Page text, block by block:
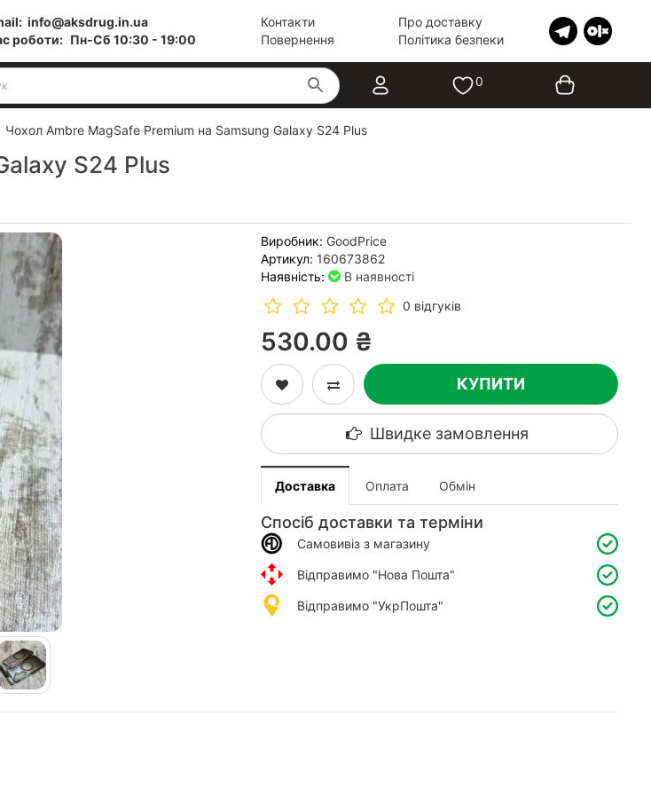
info@aksdrug.in.ua
роботи: Пн-Cб 10:30 - 19:00
Контакти
Повернення
Про доставку
Політика безпеки
0
Чохол Ambre MagSafe Premium на Samsung Galaxy S24 Plus
S24 Plus
Виробник: GoodPrice
Артикул: 160673862
Наявність:
В наявності
0 відгуків
530.00 ₴
КУПИТИ
Швидке замовлення
Доставка Оплата Обмін
Спосіб доставки та терміни
Самовивіз з магазину
Відправимо "Нова Пошта"
Відправимо "УкрПошта"